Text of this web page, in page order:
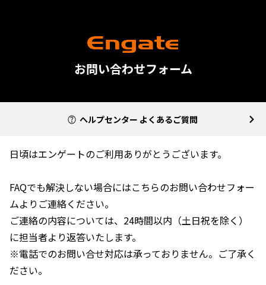
お問い合わせフォーム
ヘルプセンター よくあるご質問
日頃はエンゲートのご利用ありがとうございます。
FAQでも解決しない場合にはこちらのお問い合わせフォー
ムよりご連絡ください。
ご連絡の内容については、24時間以内（土日祝を除く）
に担当者より返答いたします。
※電話でのお問い合せ対応は承っておりません。ご了承く
ださい。